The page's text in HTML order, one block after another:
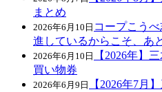
まとめ
2026年6月10日 コープこう
進しているからこそ、あ
2026年6月10日
【2026年】
買い物券
2026年6月9日
【2026年7月